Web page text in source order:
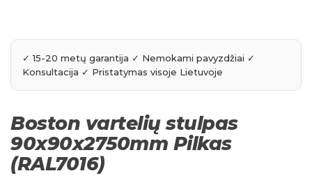
Boston vartelių stulpas
90x90x2750mm Pilkas
(RAL7016)